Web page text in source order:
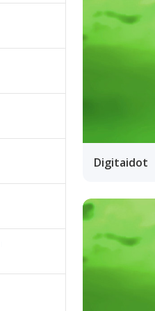
Digitaidot